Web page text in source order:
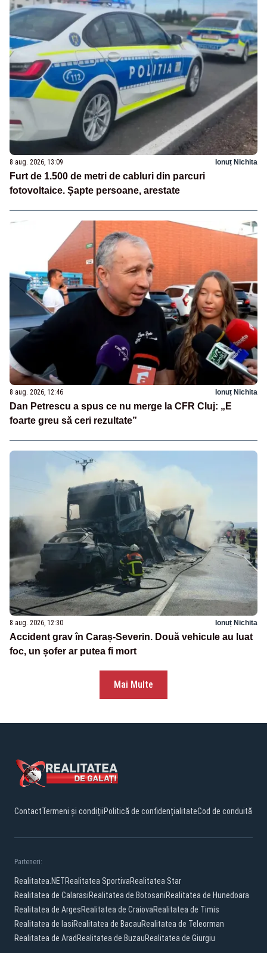
8 aug. 2026, 13:09 Ionuț Nichita
Furt de 1.500 de metri de cabluri din parcuri
fotovoltaice. Șapte persoane, arestate
8 aug. 2026, 12:46 Ionuț Nichita
Dan Petrescu a spus ce nu merge la CFR Cluj: „E
foarte greu să ceri rezultate”
8 aug. 2026, 12:30 Ionuț Nichita
Accident grav în Caraș-Severin. Două vehicule au luat
foc, un șofer ar putea fi mort
Mai Multe
ContactTermeni și condițiiPolitică de confidențialitateCod de conduită
Parteneri:
Realitatea.NETRealitatea SportivaRealitatea Star
Realitatea de CalarasiRealitatea de BotosaniRealitatea de Hunedoara
Realitatea de ArgesRealitatea de CraiovaRealitatea de Timis
Realitatea de IasiRealitatea de BacauRealitatea de Teleorman
Realitatea de Arad Realitatea de BuzauRealitatea de Giurgiu